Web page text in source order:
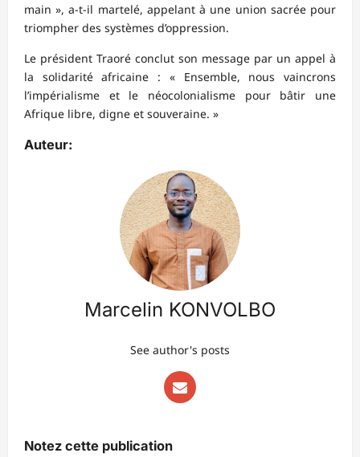
main », a-t-il martelé, appelant à une union sacrée pour
triompher des systèmes d’oppression.
Le président Traoré conclut son message par un appel à
la solidarité africaine : « Ensemble, nous vaincrons
l’impérialisme et le néocolonialisme pour bâtir une
Afrique libre, digne et souveraine. »
Auteur:
Marcelin KONVOLBO
See author's posts
Notez cette publication